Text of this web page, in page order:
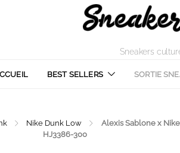
Sneakers
BEST SELLERS SORTIE
Nike Dunk Low
Alexis Sablone x Nike
HJ3386-300